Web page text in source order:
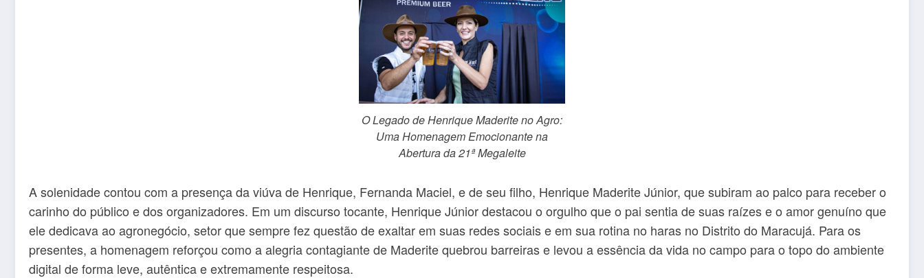
O Legado de Henrique Maderite no Agro:
Uma Homenagem Emocionante na
Abertura da 21ª Megaleite
A solenidade contou com a presença da viúva de Henrique, Fernanda Maciel, e de seu filho, Henrique Maderite Júnior, que subiram ao palco para receber o
carinho do público e dos organizadores. Em um discurso tocante, Henrique Júnior destacou o orgulho que o pai sentia de suas raízes e o amor genuíno que
ele dedicava ao agronegócio, setor que sempre fez questão de exaltar em suas redes sociais e em sua rotina no haras no Distrito do Maracujá. Para os
presentes, a homenagem reforçou como a alegria contagiante de Maderite quebrou barreiras e levou a essência da vida no campo para o topo do ambiente
digital de forma leve, autêntica e extremamente respeitosa.